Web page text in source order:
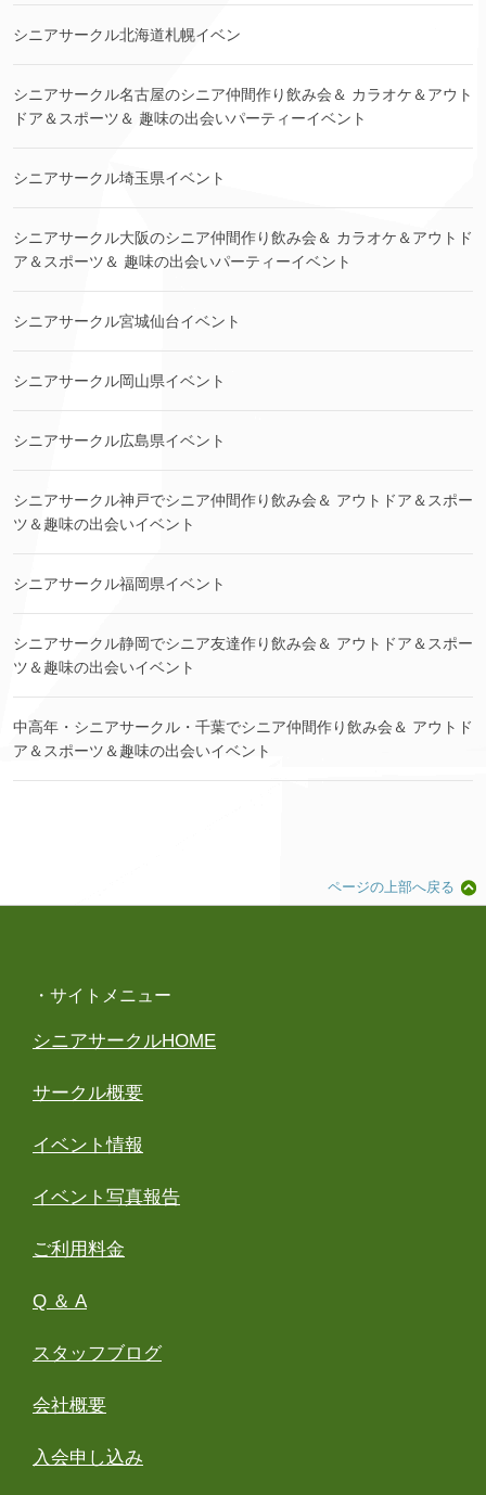
シニアサークル北海道札幌イベン
シニアサークル名古屋のシニア仲間作り飲み会＆ カラオケ＆アウト
ドア＆スポーツ＆ 趣味の出会いパーティーイベント
シニアサークル埼玉県イベント
シニアサークル大阪のシニア仲間作り飲み会＆ カラオケ＆アウトド
ア＆スポーツ＆ 趣味の出会いパーティーイベント
シニアサークル宮城仙台イベント
シニアサークル岡山県イベント
シニアサークル広島県イベント
シニアサークル神戸でシニア仲間作り飲み会＆ アウトドア＆スポー
ツ＆趣味の出会いイベント
シニアサークル福岡県イベント
シニアサークル静岡でシニア友達作り飲み会＆ アウトドア＆スポー
ツ＆趣味の出会いイベント
中高年・シニアサークル・千葉でシニア仲間作り飲み会＆ アウトド
ア＆スポーツ＆趣味の出会いイベント
ページの上部へ戻る
・サイトメニュー
シニアサークルHOME
サークル概要
イベント情報
イベント写真報告
ご利用料金
Q ＆ A
スタッフブログ
会社概要
入会申し込み